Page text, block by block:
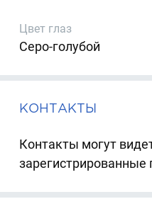
Цвет глаз
Серо-голубой
КОНТАКТЫ
Контакты могут
зарегистрированные